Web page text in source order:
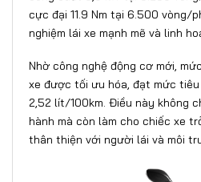
cực đại 11.9 Nm tại 6.500 vòng/
nghiệm lái xe mạnh mẽ và linh
Nhờ công nghệ động cơ mới,
xe được tối ưu hóa, đạt mức
2,52 lít/100km. Điều này không
hành mà còn làm cho chiếc xe
thân thiện với người lái và môi